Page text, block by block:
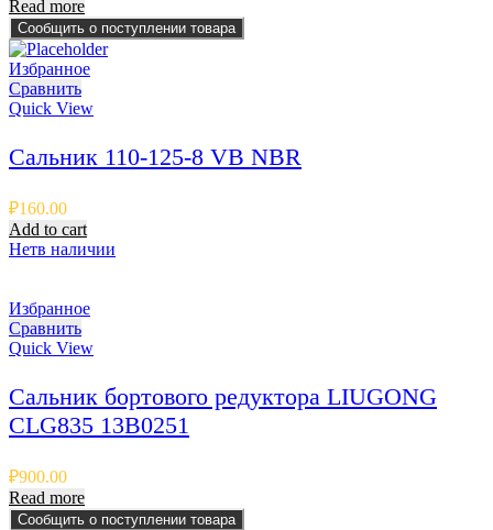
Read more
Сообщить о поступлении товара
Избранное
Сравнить
Quick View
Сальник 110-125-8 VB NBR
₽160.00
Add to cart
Нетв наличии
Избранное
Сравнить
Quick View
Сальник бортового редуктора LIUGONG
CLG835 13B0251
₽900.00
Read more
Сообщить о поступлении товара